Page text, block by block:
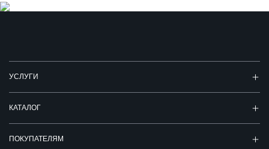
УСЛУГИ
КАТАЛОГ
ПОКУПАТЕЛЯМ